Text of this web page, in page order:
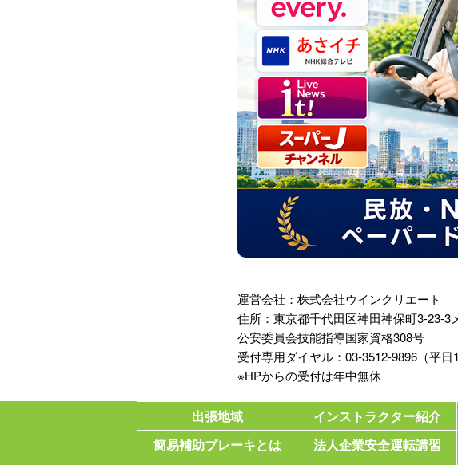
運営会社：株式会社ウインクリエート
住所：東京都千代田区神田神保町3-23-3
公安委員会技能指導国家資格308号
受付専用ダイヤル：03-3512-9896（平日
※HPからの受付は年中無休
出張地域 インストラクター紹介
簡易補助ブレーキとは
法人企業安全運転講習